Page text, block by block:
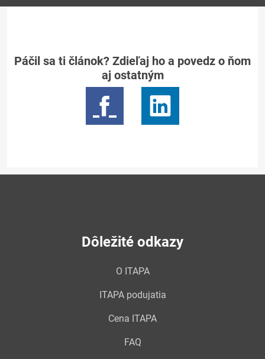
Páčil sa ti článok? Zdieľaj ho a povedz o ňom
aj ostatným
Dôležité odkazy
O ITAPA
ITAPA podujatia
Cena ITAPA
FAQ